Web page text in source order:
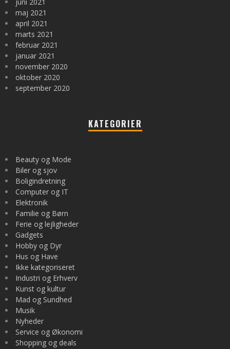
maj 2021
april 2021
marts 2021
februar 2021
januar 2021
november 2020
oktober 2020
september 2020
KATEGORIER
Beauty og Mode
Biler og sjov
Boligindretning
Computer og IT
Elektronik
Familie og Børn
Ferie og lejligheder
Gadgets
Hobby og Dyr
Hus og Have
Ikke kategoriseret
Industri og Erhverv
Kunst og kultur
Mad og Sundhed
Musik
Nyheder
Service og Økonomi
Shopping og deals